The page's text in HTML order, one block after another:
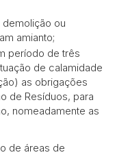
demolição ou
amianto;
período de três
de calamidade
as obrigações
de Resíduos, para
nomeadamente as
de áreas de